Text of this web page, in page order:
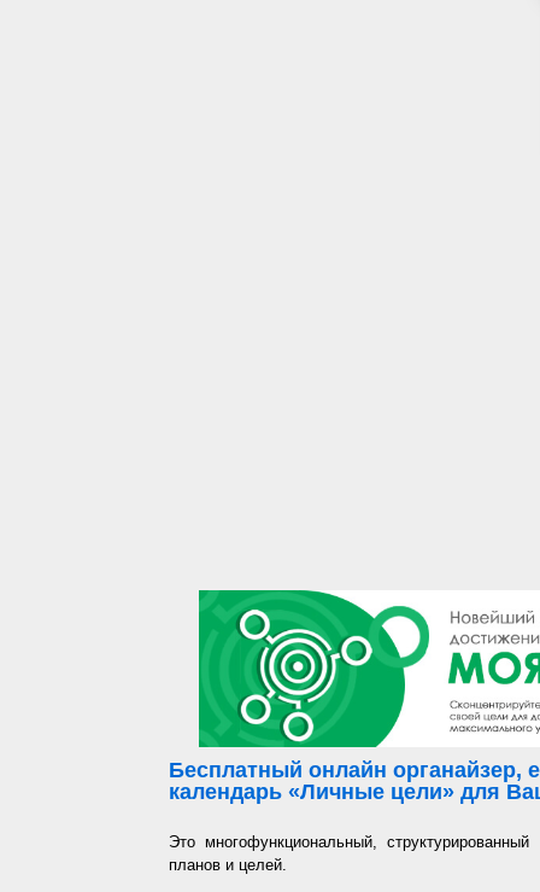
Бесплатный онлайн органайзер,
календарь «Личные цели» для
Это многофункциональный,
планов и целей.